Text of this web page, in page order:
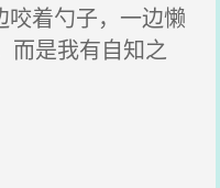
着勺子，一边懒
而是我有自知之